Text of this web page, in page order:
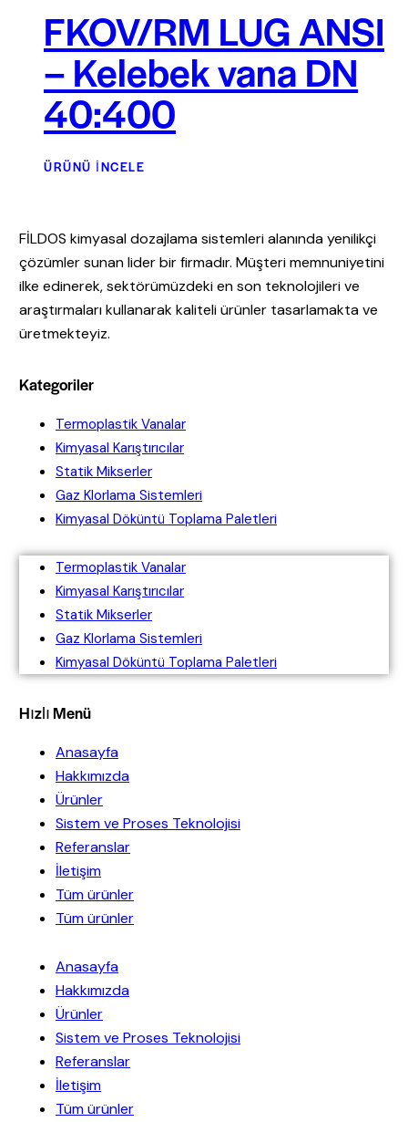
FKOV/RM LUG ANSI
– Kelebek vana DN
40:400
ÜRÜNÜ İNCELE
FİLDOS kimyasal dozajlama sistemleri alanında yenilikçi
çözümler sunan lider bir firmadır. Müşteri memnuniyetini
ilke edinerek, sektörümüzdeki en son teknolojileri ve
araştırmaları kullanarak kaliteli ürünler tasarlamakta ve
üretmekteyiz.
Kategoriler
Termoplastik Vanalar
Kimyasal Karıştırıcılar
Statik Mikserler
Gaz Klorlama Sistemleri
Kimyasal Döküntü Toplama Paletleri
Termoplastik Vanalar
Kimyasal Karıştırıcılar
Statik Mikserler
Gaz Klorlama Sistemleri
Kimyasal Döküntü Toplama Paletleri
Hızlı Menü
Anasayfa
Hakkımızda
Ürünler
Sistem ve Proses Teknolojisi
Referanslar
İletişim
Tüm ürünler
Tüm ürünler
Anasayfa
Hakkımızda
Ürünler
Sistem ve Proses Teknolojisi
Referanslar
İletişim
Tüm ürünler